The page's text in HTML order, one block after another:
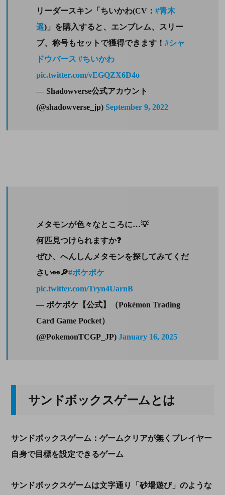
リーダースキン「ちいかわ(CV： #青木
遥)」を購入すると、エンブレム、スリー
ブ、称号もセットで獲得できます！ #シャ
ドウバース #ちいかわ
pic.twitter.com/vEGQZX6D4o
— Shadowverse公式アカウント
(@shadowverse_jp) September 9, 2022
メタモンが色々なところに…💡
何匹見つけられますか❓
ぜひ、へんしんメタモンを探してみてくだ
さい👀🔎#ポケポケ
pic.twitter.com/Tryn4UarnB
— ポケポケ【公式】（Pokémon Trading
Card Game Pocket）
(@PokemonTCGP_JP) January 16, 2025
サンドボックスゲームとは
サンドボックスゲーム：ゲームクリアが無くプレイヤー
自身で目標を設定できるゲーム
サンドボックスゲームは文字通り「砂場遊び」のような